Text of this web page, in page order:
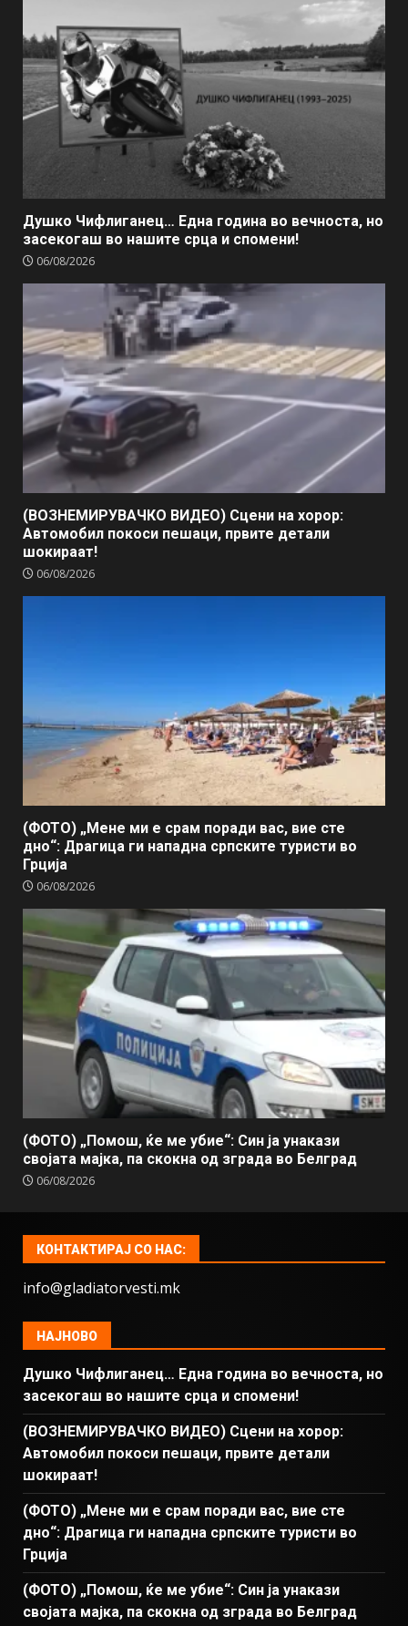
Душко Чифлиганец… Eдна година во вечноста, но
засекогаш во нашите срца и спомени!
06/08/2026
(ВОЗНЕМИРУВАЧКО ВИДЕО) Сцени на хорор:
Автомобил покоси пешаци, првите детали
шокираат!
06/08/2026
(ФОТО) „Мене ми е срам поради вас, вие сте
дно“: Драгица ги нападна српските туристи во
Грција
06/08/2026
(ФОТО) „Помош, ќе ме убие“: Син ја унакази
својата мајка, па скокна од зграда во Белград
06/08/2026
КОНТАКТИРАЈ СО НАС:
info@gladiatorvesti.mk
НАЈНОВО
Душко Чифлиганец… Eдна година во вечноста, но
засекогаш во нашите срца и спомени!
(ВОЗНЕМИРУВАЧКО ВИДЕО) Сцени на хорор:
Автомобил покоси пешаци, првите детали
шокираат!
(ФОТО) „Мене ми е срам поради вас, вие сте
дно“: Драгица ги нападна српските туристи во
Грција
(ФОТО) „Помош, ќе ме убие“: Син ја унакази
својата мајка, па скокна од зграда во Белград